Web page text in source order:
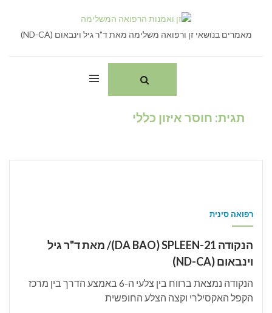
contentמאמרים בנושאי זן ורפואה משלימה מאת ד"ר גיל וינבאום (ND-CA)
תגית: חוסר איזון כללי
רפואה סינית
הנקודה DA BAO) SPLEEN-21)/ מאת ד"ר גיל
וינבאום (ND-CA)
הנקודה נמצאת ברווח בין צלעי ה-6 באמצע הדרך בין מרכז
הקפל האקסילרי וקצה הצלע החופשית